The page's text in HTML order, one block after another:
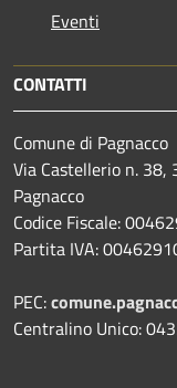
Eventi
CONTATTI
Comune di Pagnacco
Via Castellerio n. 38,
Pagnacco
Codice Fiscale:
Partita IVA:
PEC:
Centralino Unico: